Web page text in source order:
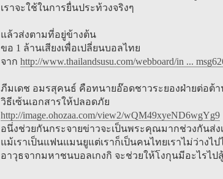
เราจะใช้ในการยื่นประท้วงจริงๆ
แล้วส่งตามที่อยู่ข้างต้น
ขอ 1 ล้านเสียงเพื่อเปลี่ยนบอลไทย
จาก http://www.thailandsusu.com/webboard/in ...
ภีมเดช อมรสุคนธ์ คือทนายอ๊อดชาวระยองฝ่ายต่อต้า
วิธีเซ้นเอกสารให้ปลอดภัย
http://image.ohozaa.com/view2/wQM49xyeND6wgYg9
อนึ่งช่วยกันกระจายข่าวจะเป็นพระคุณมากช่วงกันส่ง
แม้เราเป็นแฟนแมนยูแต่เราก็เป็นคนไทยเราไม่ว่างไ
อาวุธจากมหาชนบอลเกงกิ จะช่วยให้โงกุนมีอะไรไ